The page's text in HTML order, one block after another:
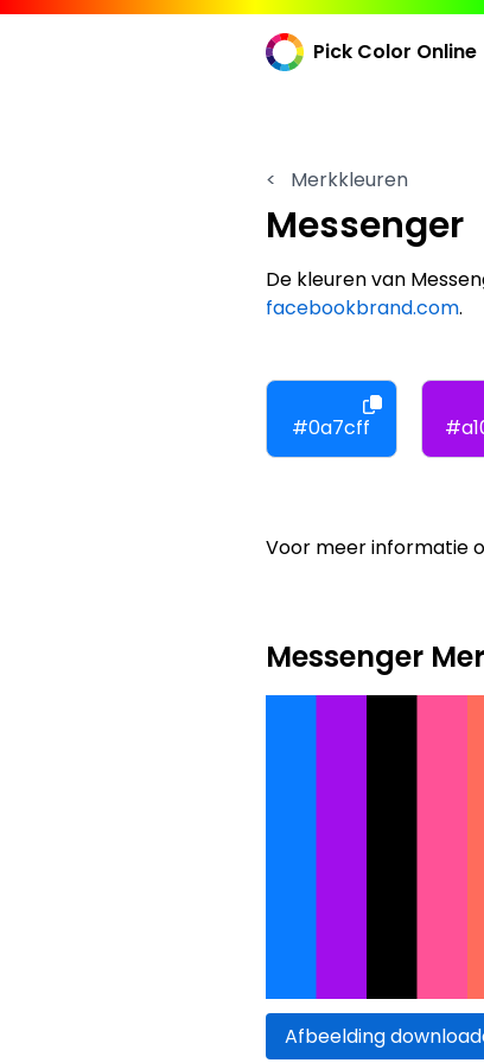
Pick Color Online
< Merkkleuren
Messenger
De kleuren van
facebookbrand.com.
#0a7cff
Voor meer informatie
Messenger
Afbeelding